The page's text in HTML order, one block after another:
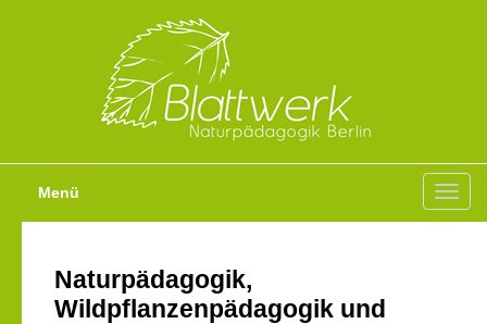
Menü
Naturpädagogik,
Wildpflanzenpädagogik und